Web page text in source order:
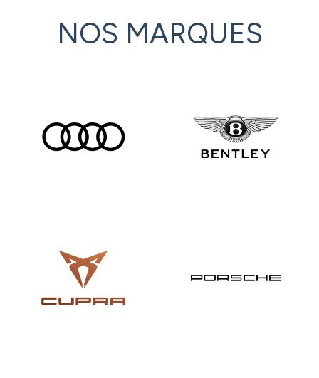
NOS MARQUES